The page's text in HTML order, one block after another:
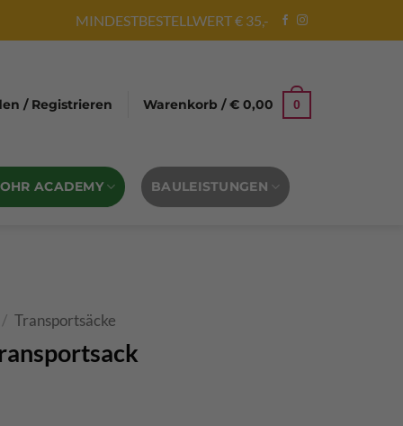
MINDESTBESTELLWERT € 35,-
/ Registrieren Warenkorb /€ 0,00 0
ACADEMY BAULEISTUNGEN
/ Transportsäcke